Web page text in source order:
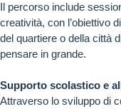
Il percorso include
creatività, con l’obiettivo
del quartiere o della città
pensare in grande.
Supporto scolastico e
Attraverso lo sviluppo di